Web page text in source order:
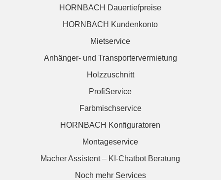
HORNBACH Dauertiefpreise
HORNBACH Kundenkonto
Mietservice
Anhänger- und Transportervermietung
Holzzuschnitt
ProfiService
Farbmischservice
HORNBACH Konfiguratoren
Montageservice
Macher Assistent – KI-Chatbot Beratung
Noch mehr Services